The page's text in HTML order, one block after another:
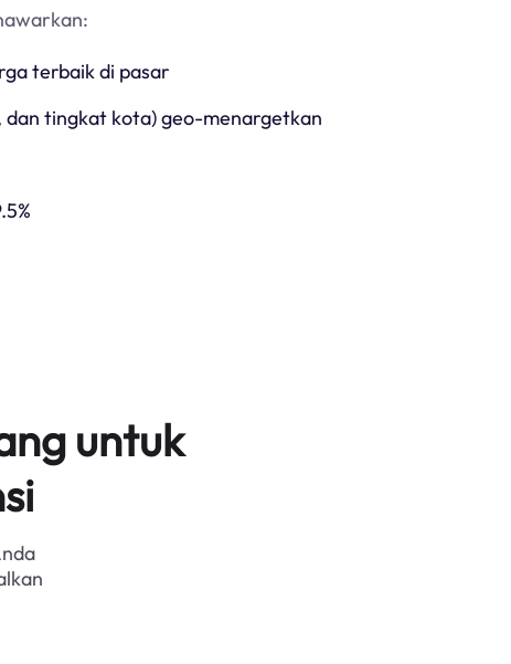
terbaik di pasar
tingkat kota) geo-menargetkan
untuk